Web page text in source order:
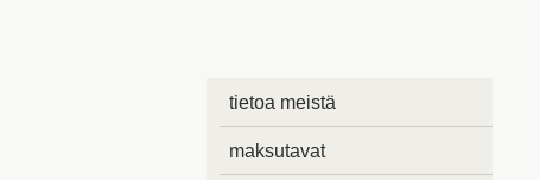
tietoa meistä
maksutavat